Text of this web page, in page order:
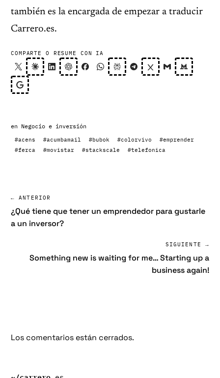
también es la encargada de empezar a traducir
Carrero.es.
COMPARTE O RESUME CON IA
en Negocio e inversión
#acens #acumbamail #bubok #colorvivo
#emprender
#ferca
#movistar #stackscale #telefonica
← ANTERIOR
¿Qué tiene que tener un emprendedor para gustarle
a un inversor?
SIGUIENTE →
Something new is waiting for me… Starting up a
business again!
Los comentarios están cerrados.